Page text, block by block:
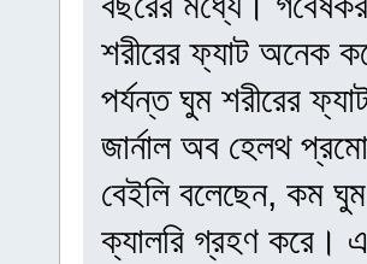
শরীরের ফ্যাট অনেক
পর্যন্ত ঘুম শরীরের
জার্নাল অব হেলথ
বেইলি বলেছেন, কম ঘুম
ক্যালরি গ্রহণ করে।